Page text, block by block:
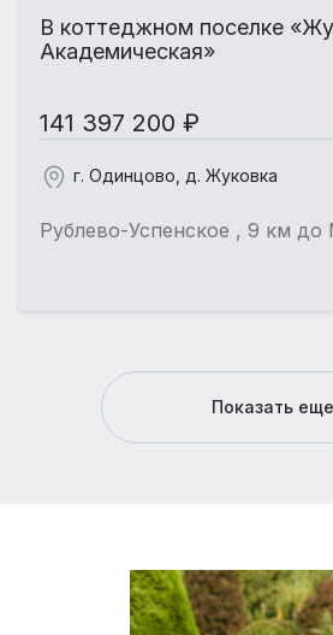
В коттеджном поселке
Академическая»
141 397 200 ₽
г. Одинцово, д. Жуковка
Рублево-Успенское , 9 км
Показать еще